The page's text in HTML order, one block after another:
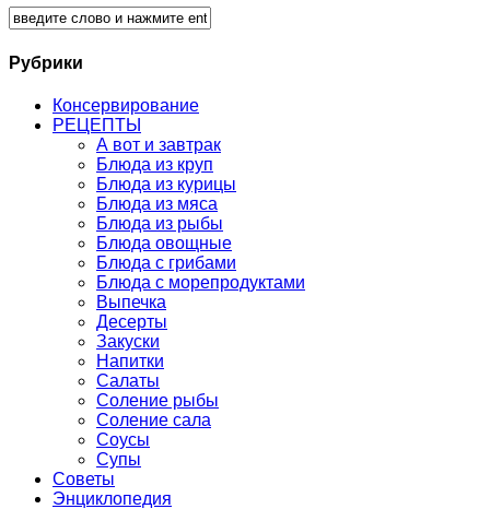
Рубрики
Консервирование
РЕЦЕПТЫ
А вот и завтрак
Блюда из круп
Блюда из курицы
Блюда из мяса
Блюда из рыбы
Блюда овощные
Блюда с грибами
Блюда с морепродуктами
Выпечка
Десерты
Закуски
Напитки
Салаты
Соление рыбы
Соление сала
Соусы
Супы
Советы
Энциклопедия